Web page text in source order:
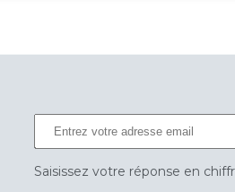
Saisissez votre réponse en